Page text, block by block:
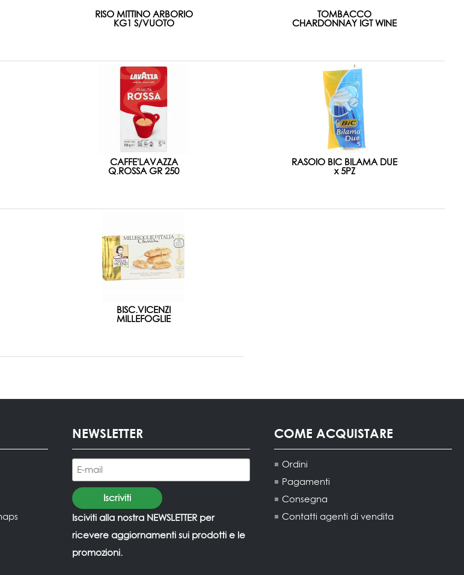
RISO MITTINO ARBORIO
KG1 S/VUOTO
TOMBACCO
CHARDONNAY IGT WINE
CAFFE'LAVAZZA
Q.ROSSA GR 250
RASOIO BIC BILAMA DUE
x 5PZ
BISC.VICENZI
MILLEFOGLIE
NEWSLETTER
Isciviti alla nostra NEWSLETTER per
ricevere aggiornamenti sui prodotti e le
promozioni.
COME ACQUISTARE
Ordini
Pagamenti
Consegna
Contatti agenti di vendita